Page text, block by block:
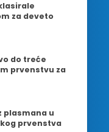
za deveto
do treće
prvenstvu za
plasmana u
prvenstva